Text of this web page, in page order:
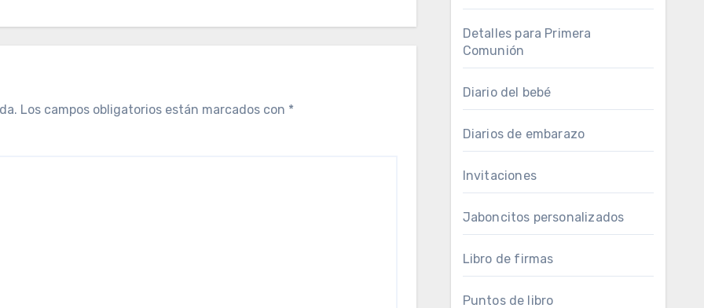
Los campos obligatorios están marcados con *
Detalles para Primera
Comunión
Diario del bebé
Diarios de embarazo
Invitaciones
Jaboncitos personalizados
Libro de firmas
Puntos de libro